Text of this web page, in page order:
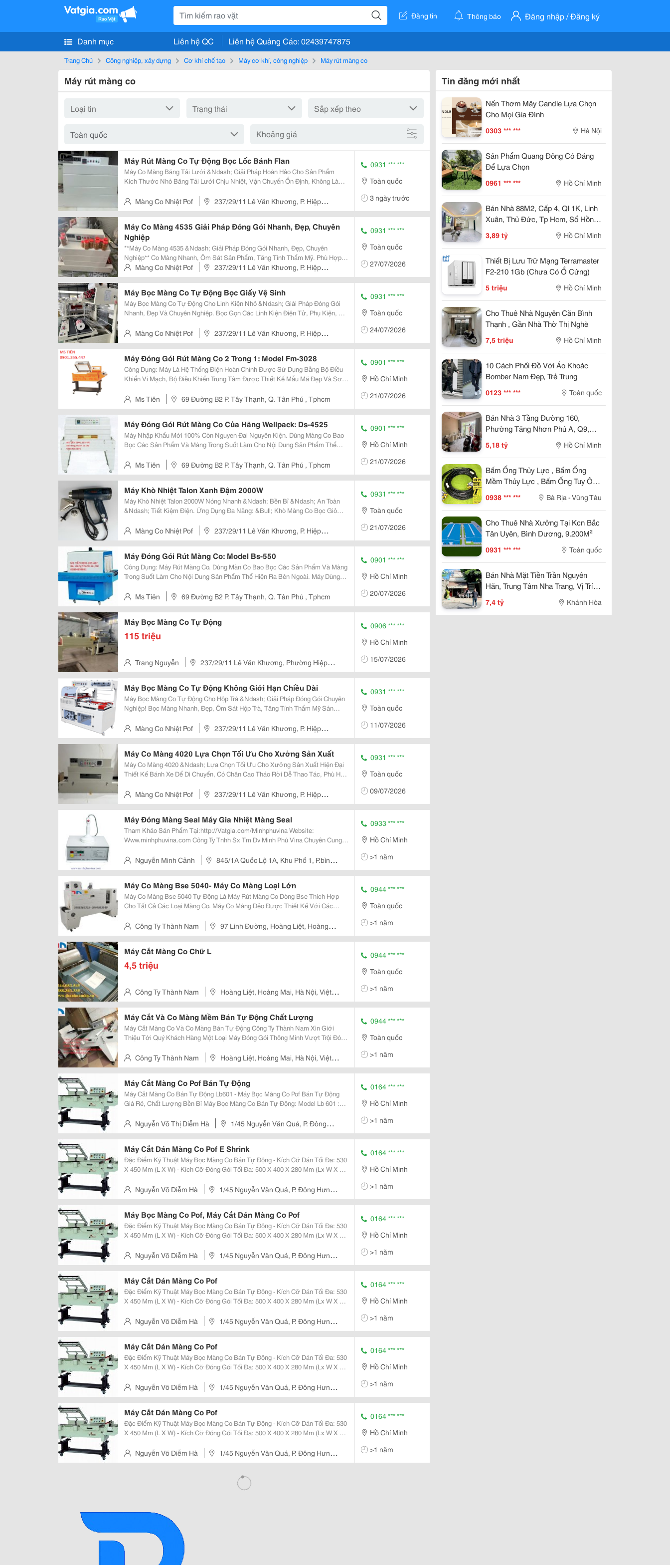
Đăng tin Thông báo Đăng nhập / Đăng ký
Danh mục Liên hệ QC Liên hệ Quảng Cáo: 02439747875
Trang Chủ Công nghiệp, xây dựng Cơ khí chế tạo Máy cơ khí, công nghiệp Máy rút màng co
Máy rút màng co
Khoảng giá
Máy Rút Màng Co Tự Động Bọc Lốc Bánh Flan
Máy Co Màng Băng Tải Lưới &Ndash; Giải Pháp Hoàn Hảo Cho Sản Phẩm
Kích Thước Nhỏ Băng Tải Lưới Chịu Nhiệt, Vận Chuyển Ổn Định, Không Làm
Nhăn Hoặc Cháy Màng. Phù Hợp Với...
Màng Co Nhiệt Pof
237/29/11 Lê Văn Khương, P. Hiệp
Thành, Quận 12
0931 *** ***
Toàn quốc
3 ngày trước
Máy Co Màng 4535 Giải Pháp Đóng Gói Nhanh, Đẹp, Chuyên
Nghiệp
**Máy Co Màng 4535 &Ndash; Giải Pháp Đóng Gói Nhanh, Đẹp, Chuyên
Nghiệp** Co Màng Nhanh, Ôm Sát Sản Phẩm, Tăng Tính Thẩm Mỹ. Phù Hợp
Đóng Gói Hộp, Chai Lọ, Mỹ Phẩm, Thực Phẩm, Quà Tặng... Băng Tải Điều
Chỉnh Tốc Độ Linh Hoạt, Vận Hành Ổn...
Màng Co Nhiệt Pof
237/29/11 Lê Văn Khương, P. Hiệp
Thành, Quận 12
0931 *** ***
Toàn quốc
27/07/2026
Máy Bọc Màng Co Tự Động Bọc Giấy Vệ Sinh
Máy Bọc Màng Co Tự Động Cho Linh Kiện Nhỏ &Ndash; Giải Pháp Đóng Gói
Nhanh, Đẹp Và Chuyên Nghiệp. Bọc Gọn Các Linh Kiện Điện Tử, Phụ Kiện, Ốc
Vệ Khỏi Bụi Bẩn. Vận Hành Tự...
Màng Co Nhiệt Pof
237/29/11 Lê Văn Khương, P. Hiệp
Thành, Quận 12
0931 *** ***
Toàn quốc
24/07/2026
Máy Đóng Gói Rút Màng Co 2 Trong 1: Model Fm-3028
Công Dụng: Máy Là Hệ Thống Điện Hoàn Chỉnh Được Sử Dụng Bằng Bộ Điều
Khiển Vi Mạch, Bộ Điều Khiển Trung Tâm Được Thiết Kế Mẫu Mã Đẹp Và Sơ
Năng Vừa Cắt &Amp; Vừa Co Rất Hiệu Quả Và...
Ms Tiên 69 Đường B2 P. Tây Thạnh, Q. Tân Phú , Tphcm
0901 *** ***
Hồ Chí Minh
21/07/2026
Máy Đóng Gói Rút Màng Co Của Hãng Wellpack: Ds-4525
Máy Nhập Khẩu Mới 100% Còn Nguyen Đai Nguyên Kiện. Dùng Màng Co Bao
Bọc Các Sản Phẩm Và Màng Trong Suốt Làm Cho Nội Dung Sản Phẩm Thể
Co Ép Sát Vào Sản Phẩm Làm Cho Bề Mặt Sản...
Ms Tiên 69 Đường B2 P. Tây Thạnh, Q. Tân Phú , Tphcm
0901 *** ***
Hồ Chí Minh
21/07/2026
Máy Khò Nhiệt Talon Xanh Đậm 2000W
Máy Khò Nhiệt Talon 2000W Nóng Nhanh &Ndash; Bền Bỉ &Ndash; An Toàn
&Ndash; Tiết Kiệm Điện. Ứng Dụng Đa Năng: &Bull; Khò Màng Co Bọc Giỏ
Hình Vật Liệu Diy &Bull; Khử...
Màng Co Nhiệt Pof
237/29/11 Lê Văn Khương, P. Hiệp
Thành, Quận 12
0931 *** ***
Toàn quốc
21/07/2026
Máy Đóng Gói Rút Màng Co: Model Bs-550
Công Dụng: Máy Rút Màng Co. Dùng Màn Co Bao Bọc Các Sản Phẩm Và Màng
Trong Suốt Làm Cho Nội Dung Sản Phẩm Thể Hiện Ra Bên Ngoài. Máy Dùng
Phẩm Căng Ra, Làm Tăng Tính Thẩm Mỹ Cũng Như...
Ms Tiên 69 Đường B2 P. Tây Thạnh, Q. Tân Phú , Tphcm
0901 *** ***
Hồ Chí Minh
20/07/2026
Máy Bọc Màng Co Tự Động
115 triệu
Trang Nguyễn
237/29/11 Lê Văn Khương, Phường Hiệp
Thành Quận 12
0906 *** ***
Hồ Chí Minh
15/07/2026
Máy Bọc Màng Co Tự Động Không Giới Hạn Chiều Dài
Máy Bọc Màng Co Tự Động Cho Hộp Trà &Ndash; Giải Pháp Đóng Gói Chuyên
Nghiệp! Bọc Màng Nhanh, Đẹp, Ôm Sát Hộp Trà, Tăng Tính Thẩm Mỹ Sản
Đường Co Đều, Chắc Chắn, Giúp Bảo...
Màng Co Nhiệt Pof
237/29/11 Lê Văn Khương, P. Hiệp
Thành, Quận 12
0931 *** ***
Toàn quốc
11/07/2026
Máy Co Màng 4020 Lựa Chọn Tối Ưu Cho Xưởng Sản Xuất
Máy Co Màng 4020 &Ndash; Lựa Chọn Tối Ưu Cho Xưởng Sản Xuất Hiện Đại
Thiết Kế Bánh Xe Dể Di Chuyển, Có Chân Cao Tháo Rời Dễ Thao Tác, Phù Hợp
Hợp Màng Co Pof, Pvc Gia Nhiệt...
Màng Co Nhiệt Pof
237/29/11 Lê Văn Khương, P. Hiệp
Thành, Quận 12
0931 *** ***
Toàn quốc
09/07/2026
Máy Đóng Màng Seal Máy Gia Nhiệt Màng Seal
Tham Khảo Sản Phẩm Tại:http://Vatgia.com/Minhphuvina Website:
Www.minhphuvina.com Công Ty Tnhh Sx Tm Dv Minh Phú Vina Chuyên Cung
Pet, Chai Nhựa Ngành Bảo Vệ Thực Vậ
Nguyễn Minh Cảnh
845/1A Quốc Lộ 1A, Khu Phố 1, P.bình
Hưng Hòa A, Q.bình Tân, Tp.hcm
0933 *** ***
Hồ Chí Minh
>1 năm
Máy Co Màng Bse 5040- Máy Co Màng Loại Lớn
Máy Co Màng Bse 5040 Tự Động Là Máy Rút Màng Co Dòng Bse Thích Hợp
Cho Tất Cả Các Loại Màng Co. Máy Co Màng Dẻo Được Thiết Kế Với Các
Sản Phẩm Cố Định. Máy Bse 5040 Hoạt...
Công Ty Thành Nam
97 Linh Đường, Hoàng Liệt, Hoàng
Mai, Hà Nội, Việt Nam
0944 *** ***
Toàn quốc
>1 năm
Máy Cắt Màng Co Chữ L
4,5 triệu
Công Ty Thành Nam
Hoàng Liệt, Hoàng Mai, Hà Nội, Việt
Nam
0944 *** ***
Toàn quốc
>1 năm
Máy Cắt Và Co Màng Mềm Bán Tự Động Chất Lượng
Máy Cắt Màng Co Và Co Màng Bán Tự Động Công Ty Thành Nam Xin Giới
Thiệu Tới Quý Khách Hàng Một Loại Máy Đóng Gói Thông Minh Vượt Trội Đó
Công Nghệ Tiên Tiến Nước Ngoài Với Hiệu Suấ
Công Ty Thành Nam
Hoàng Liệt, Hoàng Mai, Hà Nội, Việt
Nam
0944 *** ***
Toàn quốc
>1 năm
Máy Cắt Màng Co Pof Bán Tự Động
Máy Cắt Màng Co Bán Tự Động Lb601 - Máy Bọc Màng Co Pof Bán Tự Động
Giá Rẻ, Chất Lượng Bền Bỉ Máy Bọc Màng Co Bán Tự Động: Model Lb 601 :
Mm (L X W) Kích C
Nguyễn Võ Thị Diễm Hà
1/45 Nguyễn Văn Quá, P. Đông
Hưng Thuận, Quận 12, Tp.hcm
0164 *** ***
Hồ Chí Minh
>1 năm
Máy Cắt Dán Màng Co Pof E Shrink
Đặc Điểm Kỹ Thuật Máy Bọc Màng Co Bán Tự Động - Kích Cỡ Dán Tối Đa: 530
X 450 Mm (L X W) - Kích Cỡ Đóng Gói Tối Đa: 500 X 400 X 280 Mm (Lx W X H)
Phẩm/Phút, Còn Tùy Thuộc Vào Tay N
Nguyễn Võ Diễm Hà
1/45 Nguyễn Văn Quá, P. Đông Hưng
Thuận, Quận 12, Tp.hcm
0164 *** ***
Hồ Chí Minh
>1 năm
Máy Bọc Màng Co Pof, Máy Cắt Dán Màng Co Pof
Đặc Điểm Kỹ Thuật Máy Bọc Màng Co Bán Tự Động - Kích Cỡ Dán Tối Đa: 530
X 450 Mm (L X W) - Kích Cỡ Đóng Gói Tối Đa: 500 X 400 X 280 Mm (Lx W X H)
Phẩm/Phút, Còn Tùy Thuộc Vào Tay N
Nguyễn Võ Diễm Hà
1/45 Nguyễn Văn Quá, P. Đông Hưng
Thuận, Quận 12, Tp.hcm
0164 *** ***
Hồ Chí Minh
>1 năm
Máy Cắt Dán Màng Co Pof
Đặc Điểm Kỹ Thuật Máy Bọc Màng Co Bán Tự Động - Kích Cỡ Dán Tối Đa: 530
X 450 Mm (L X W) - Kích Cỡ Đóng Gói Tối Đa: 500 X 400 X 280 Mm (Lx W X H)
Phẩm/Phút, Còn Tùy Thuộc Vào Tay N
Nguyễn Võ Diễm Hà
1/45 Nguyễn Văn Quá, P. Đông Hưng
Thuận, Quận 12, Tp.hcm
0164 *** ***
Hồ Chí Minh
>1 năm
Máy Cắt Dán Màng Co Pof
Đặc Điểm Kỹ Thuật Máy Bọc Màng Co Bán Tự Động - Kích Cỡ Dán Tối Đa: 530
X 450 Mm (L X W) - Kích Cỡ Đóng Gói Tối Đa: 500 X 400 X 280 Mm (Lx W X H)
Phẩm/Phút, Còn Tùy Thuộc Vào Tay N
Nguyễn Võ Diễm Hà
1/45 Nguyễn Văn Quá, P. Đông Hưng
Thuận, Quận 12, Tp.hcm
0164 *** ***
Hồ Chí Minh
>1 năm
Máy Cắt Dán Màng Co Pof
Đặc Điểm Kỹ Thuật Máy Bọc Màng Co Bán Tự Động - Kích Cỡ Dán Tối Đa: 530
X 450 Mm (L X W) - Kích Cỡ Đóng Gói Tối Đa: 500 X 400 X 280 Mm (Lx W X H)
Phẩm/Phút, Còn Tùy Thuộc Vào Tay N
Nguyễn Võ Diễm Hà
1/45 Nguyễn Văn Quá, P. Đông Hưng
Thuận, Quận 12, Tp.hcm
0164 *** ***
Hồ Chí Minh
>1 năm
Tin đăng mới nhất
Nến Thơm Mây Candle Lựa Chọn
Cho Mọi Gia Đình
0303 *** *** Hà Nội
Sản Phẩm Quang Đông Có Đáng
Để Lựa Chọn
0961 *** *** Hồ Chí Minh
Bán Nhà 88M2, Cấp 4, Ql 1K, Linh
Xuân, Thủ Đức, Tp Hcm, Sổ Hồng
3,89 tỷ Hồ Chí Minh
Thiết Bị Lưu Trữ Mạng Terramaster
F2-210 1Gb (Chưa Có Ổ Cứng)
5 triệu Hồ Chí Minh
Cho Thuê Nhà Nguyên Căn Bình
Thạnh , Gần Nhà Thờ Thị Nghè
7,5 triệu Hồ Chí Minh
10 Cách Phối Đồ Với Áo Khoác
Bomber Nam Đẹp, Trẻ Trung
0123 *** *** Toàn quốc
Bán Nhà 3 Tầng Đường 160,
Phường Tăng Nhơn Phú A, Q9,
Thủ Đức, Tp Hcm. Dt 54M2, Sổ
Hồng Riêng. Giá 5,18 Tỷ
5,18 tỷ Hồ Chí Minh
Bấm Ống Thủy Lực , Bấm Ống
Mềm Thủy Lực , Bấm Ống Tuy Ô
Thủy Lực , Bấm Ống Thủy Lực Bọc
Lưới , Bấm Ống Thủy Lực Koman ,
Bấm Ống Thủy Lực Italy , Bấm Ống
Thủy Lực 1Sn , Bấm Ống Thủy Lực
2Sn , Bấm Ống Thủy Lực 4Sn
0938 *** *** Bà Rịa - Vũng Tàu
Cho Thuê Nhà Xưởng Tại Kcn Bắc
Tân Uyên, Bình Dương, 9.200M²
0931 *** *** Toàn quốc
Bán Nhà Mặt Tiền Trần Nguyên
Hãn, Trung Tâm Nha Trang, Vị Trí
Kinh Doanh Đẹp, Giá 7,4 Tỷ
7,4 tỷ Khánh Hòa